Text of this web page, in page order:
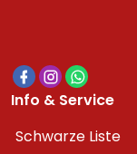
Info & Service
Schwarze Liste